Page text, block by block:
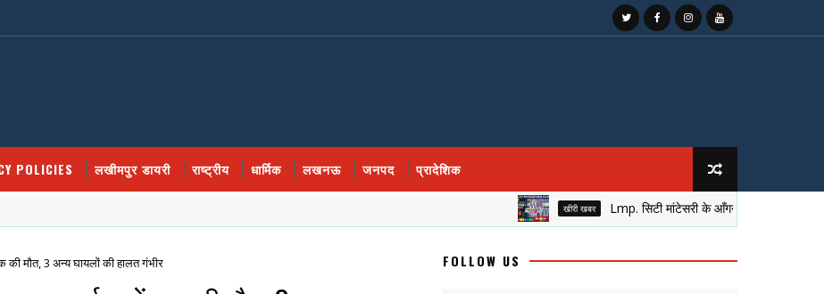
POLICIES लखीमपुर डायरी राष्ट्रीय धार्मिक लखनऊ जनपद प्रादेशिक
खीरी खबर Lmp. सिटी मांटेसरी के आँगन में सजा नेतृत्व का मुकुट,
की मौत, 3 अन्य घायलों की हालत गंभीर FOLLOW US